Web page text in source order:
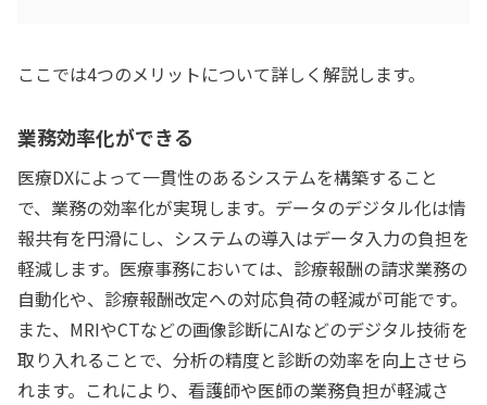
ここでは4つのメリットについて詳しく解説します。
業務効率化ができる
医療DXによって一貫性のあるシステムを構築すること
で、業務の効率化が実現します。データのデジタル化は情
報共有を円滑にし、システムの導入はデータ入力の負担を
軽減します。医療事務においては、診療報酬の請求業務の
自動化や、診療報酬改定への対応負荷の軽減が可能です。
また、MRIやCTなどの画像診断にAIなどのデジタル技術を
取り入れることで、分析の精度と診断の効率を向上させら
れます。これにより、看護師や医師の業務負担が軽減さ